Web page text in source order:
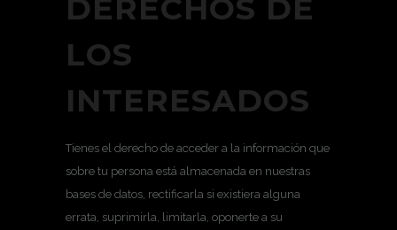
DERECHOS DE
LOS
INTERESADOS
Tienes el derecho de acceder a la información que
sobre tu persona está almacenada en nuestras
bases de datos, rectificarla si existiera alguna
errata, suprimirla, limitarla, oponerte a su